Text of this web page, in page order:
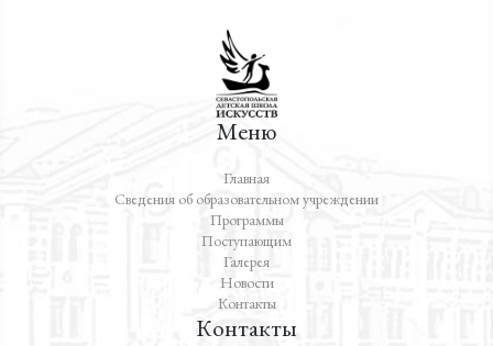
Меню
Главная
Сведения об образовательном учреждении
Программы
Поступающим
Галерея
Новости
Контакты
Контакты